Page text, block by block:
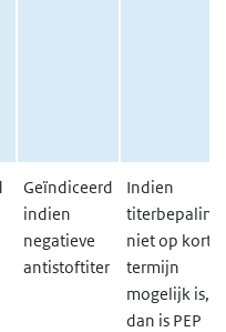
Geïndiceerd
indien
negatieve
antistoftiter
Indien
titerbepaling
niet op korte
termijn
mogelijk is,
dan is PEP